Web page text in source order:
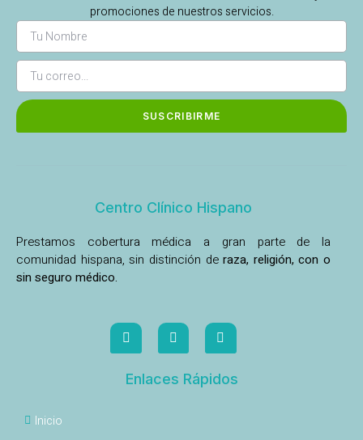
promociones de nuestros servicios.
SUSCRIBIRME
Centro Clínico Hispano
Prestamos cobertura médica a gran parte de la
comunidad hispana, sin distinción deraza, religión, con o
sin seguro médico.
Enlaces Rápidos
Inicio